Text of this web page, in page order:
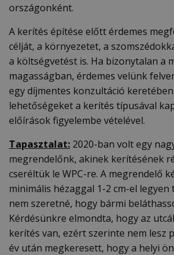
országonként.
A kerítés építése előtt érdemes
célját, a környezetet, a
a költségvetést is. Ha bizonytalan a
magasságban, érdemes velünk
egy díjmentes konzultáció
lehetőségeket a kerítés típusával
előírások figyelembe vételével.
Tapasztalat: 2020-ban volt egy
megrendelőnk, akinek kerítésének
cseréltük le WPC-re. A megrendelő
minimális hézaggal 1-2 cm-el legyen
nem szeretné, hogy bármi
Kérdésünkre elmondta, hogy az
kerítés van, ezért szerinte nem lesz
év után megkeresett, hogy a helyi